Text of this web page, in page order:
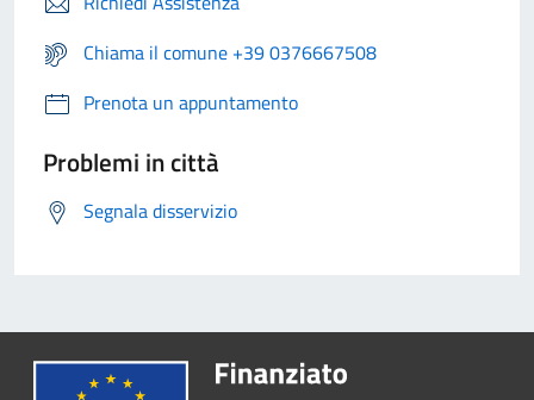
Chiama il comune +39 0376667508
Prenota un appuntamento
Problemi in città
Segnala disservizio